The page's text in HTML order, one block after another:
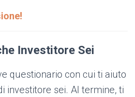
Investitore Sei
questionario con cui ti aiuto
investitore sei. Al termine, ti